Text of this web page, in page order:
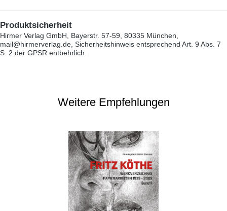
Produktsicherheit
Hirmer Verlag GmbH, Bayerstr. 57-59, 80335 München,
mail@hirmerverlag.de, Sicherheitshinweis entsprechend Art. 9 Abs. 7
S. 2 der GPSR entbehrlich.
Weitere Empfehlungen